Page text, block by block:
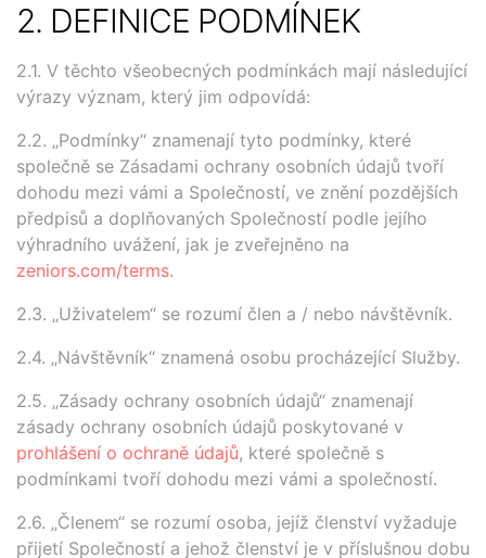
2. DEFINICE PODMÍNEK
2.1. V těchto všeobecných podmínkách mají následující
výrazy význam, který jim odpovídá:
2.2. „Podmínky“ znamenají tyto podmínky, které
společně se Zásadami ochrany osobních údajů tvoří
dohodu mezi vámi a Společností, ve znění pozdějších
předpisů a doplňovaných Společností podle jejího
výhradního uvážení, jak je zveřejněno na
zeniors.com/terms.
2.3. „Uživatelem“ se rozumí člen a / nebo návštěvník.
2.4. „Návštěvník“ znamená osobu procházející Služby.
2.5. „Zásady ochrany osobních údajů“ znamenají
zásady ochrany osobních údajů poskytované v
prohlášení o ochraně údajů, které společně s
podmínkami tvoří dohodu mezi vámi a společností.
2.6. „Členem“ se rozumí osoba, jejíž členství vyžaduje
přijetí Společností a jehož členství je v příslušnou dobu